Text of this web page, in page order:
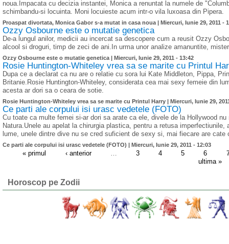
noua.Impacata cu decizia instantei, Monica a renuntat la numele de
schimbandu-si locuinta. Moni locuieste acum intr-o vila luxoasa din Pipera.
Proaspat divortata, Monica Gabor s-a mutat in casa noua | Miercuri, Iunie 29, 2011 -
Ozzy Osbourne este o mutatie genetica
De-a lungul anilor, medicii au incercat sa descopere cum a reusit Ozzy
alcool si droguri, timp de zeci de ani.In urma unor analize amanuntite,
Ozzy Osbourne este o mutatie genetica | Miercuri, Iunie 29, 2011 - 13:42
Rosie Huntington-Whiteley vrea sa se marite cu Printul
Dupa ce a declarat ca nu are o relatie cu sora lui Kate Middleton, Pippa,
Britanie.Rosie Huntington-Whiteley, considerata cea mai sexy femeie din
acesta ar dori sa o ceara de sotie.
Rosie Huntington-Whiteley vrea sa se marite cu Printul Harry | Miercuri, Iunie 29,
Ce parti ale corpului isi urasc vedetele (FOTO)
Cu toate ca multe femei si-ar dori sa arate ca ele, divele de la Hollywood
Natura.Unele au apelat la chirurgia plastica, pentru a retusa
lume, unele dintre dive nu se cred suficient de sexy si, mai fiecare are cate
Ce parti ale corpului isi urasc vedetele (FOTO) | Miercuri, Iunie 29, 2011 - 12:03
« primul ‹ anterior 3 4 5 6
ultima »
Horoscop pe Zodii